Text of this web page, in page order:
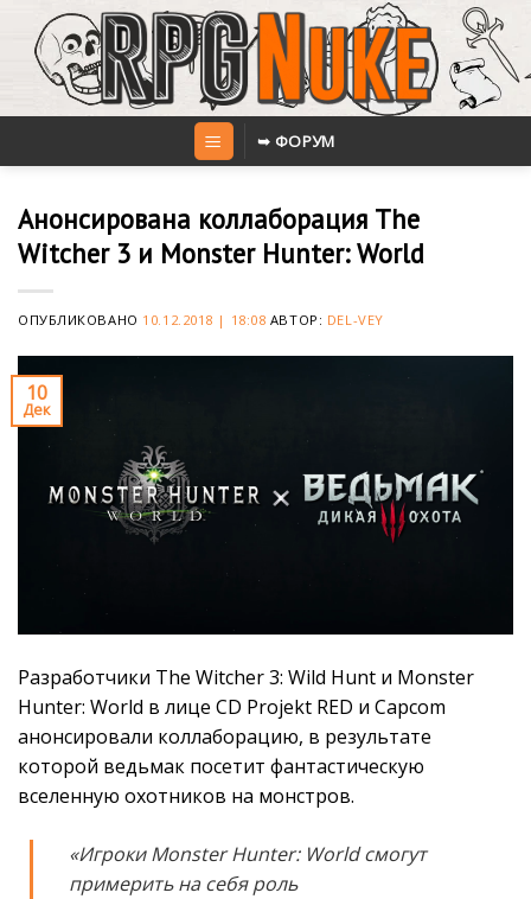
content
➥ ФОРУМ
Анонсирована коллаборация The
Witcher 3 и Monster Hunter: World
ОПУБЛИКОВАНО 10.12.2018 | 18:08 АВТОР: DEL-VEY
10
Дек
Разработчики The Witcher 3: Wild Hunt и Monster
Hunter: World в лице CD Projekt RED и Capcom
анонсировали коллаборацию, в результате
которой ведьмак посетит фантастическую
вселенную охотников на монстров.
«Игроки Monster Hunter: World смогут
примерить на себя роль